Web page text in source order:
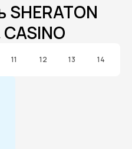
11 12 13 14